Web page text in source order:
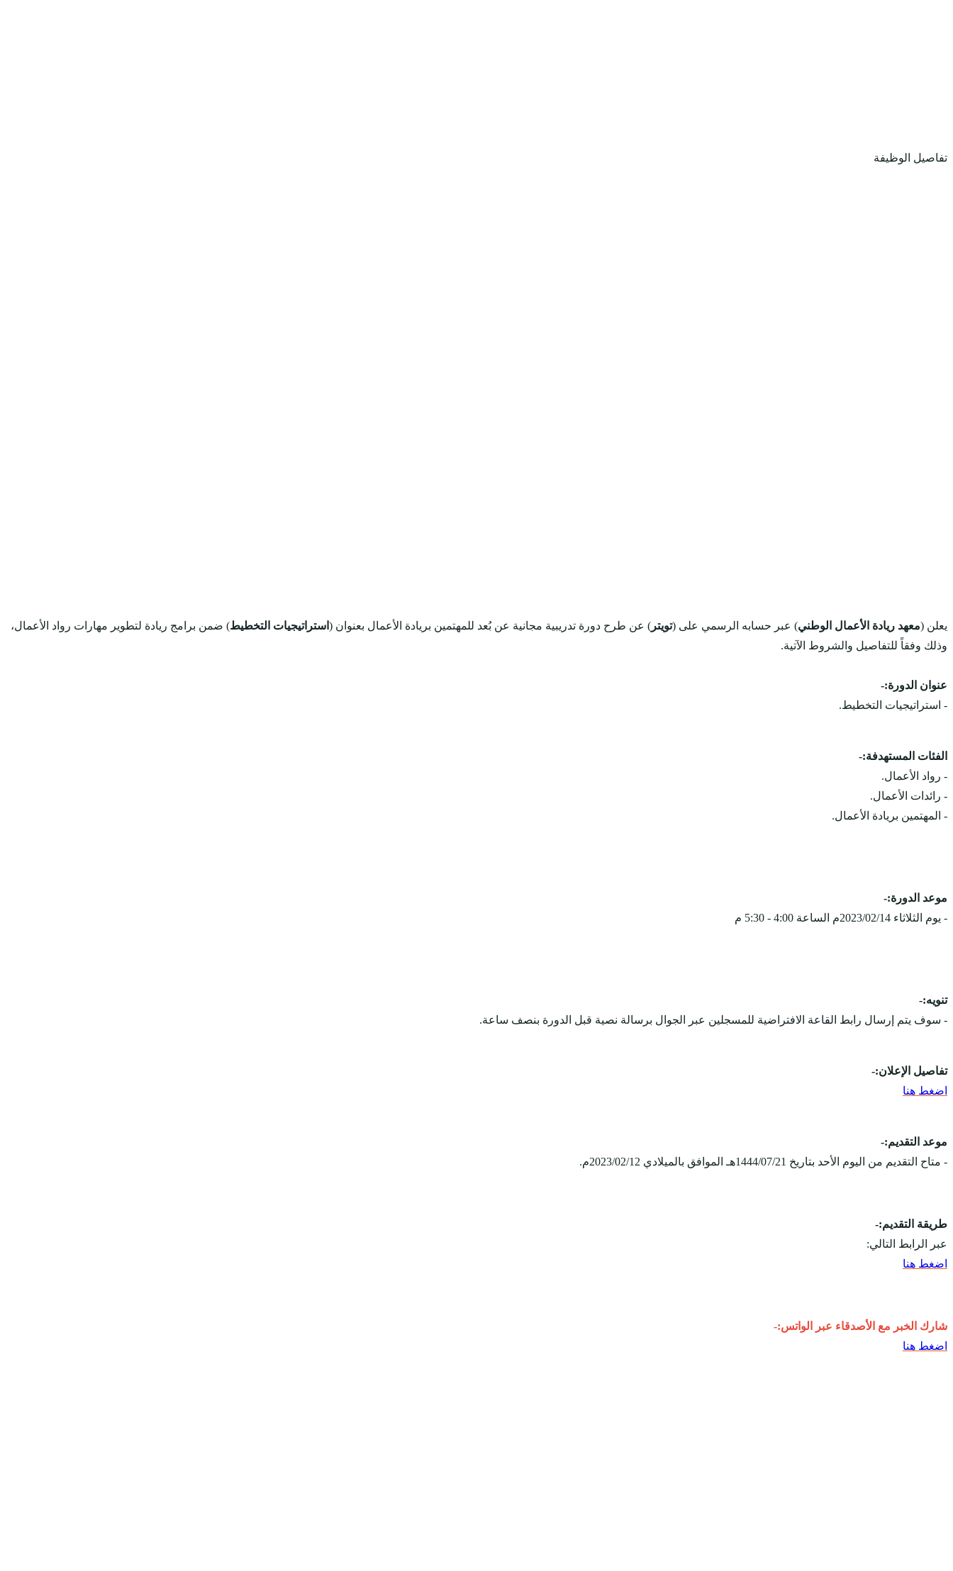
تفاصيل الوظيفة
يعلن (معهد ريادة الأعمال الوطني) عبر حسابه الرسمي على (تويتر ) عن طرح دورة تدريبية مجانية عن بُعد للمهتمين بريادة الأعمال بعنوان ( استراتيجيات التخطيط) ضمن برامج ريادة لتطوير مهارات رواد الأعمال،
وذلك وفقاً للتفاصيل والشروط الآتية.
عنوان الدورة:-
- استراتيجيات التخطيط.
الفئات المستهدفة:-
- رواد الأعمال.
- رائدات الأعمال.
- المهتمين بريادة الأعمال.
موعد الدورة:-
- يوم الثلاثاء 2023/02/14م الساعة 4:00 - 5:30 م
تنويه:-
- سوف يتم إرسال رابط القاعة الافتراضية للمسجلين عبر الجوال برسالة نصية قبل الدورة بنصف ساعة.
تفاصيل الإعلان:-
اضغط هنا
موعد التقديم:-
- متاح التقديم من اليوم الأحد بتاريخ 1444/07/21هـ الموافق بالميلادي 2023/02/12م.
طريقة التقديم:-
عبر الرابط التالي:
اضغط هنا
شارك الخبر مع الأصدقاء عبر الواتس:-
اضغط هنا